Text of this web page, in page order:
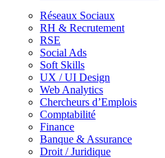
Réseaux Sociaux
RH & Recrutement
RSE
Social Ads
Soft Skills
UX / UI Design
Web Analytics
Chercheurs d’Emplois
Comptabilité
Finance
Banque & Assurance
Droit / Juridique